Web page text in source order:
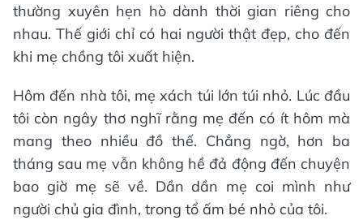
thường xuyên hẹn hò dành thời gian riêng cho
nhau. Thế giới chỉ có hai người thật đẹp, cho đến
khi mẹ chồng tôi xuất hiện.
Hôm đến nhà tôi, mẹ xách túi lớn túi nhỏ. Lúc đầu
tôi còn ngây thơ nghĩ rằng mẹ đến có ít hôm mà
mang theo nhiều đồ thế. Chẳng ngờ, hơn ba
tháng sau mẹ vẫn không hề đả động đến chuyện
bao giờ mẹ sẽ về. Dần dần mẹ coi mình như
người chủ gia đình, trong tổ ấm bé nhỏ của tôi.